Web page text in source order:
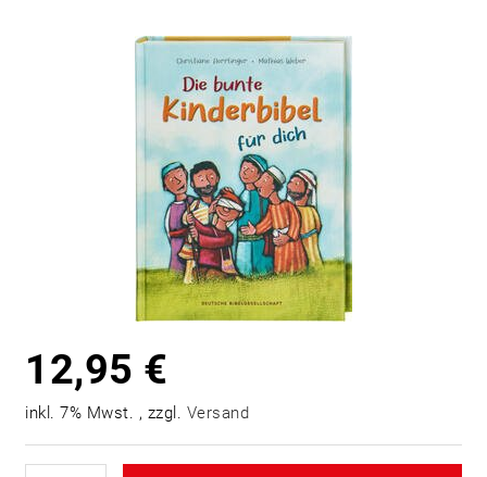
12,95 €
inkl. 7% Mwst. , zzgl. Versand